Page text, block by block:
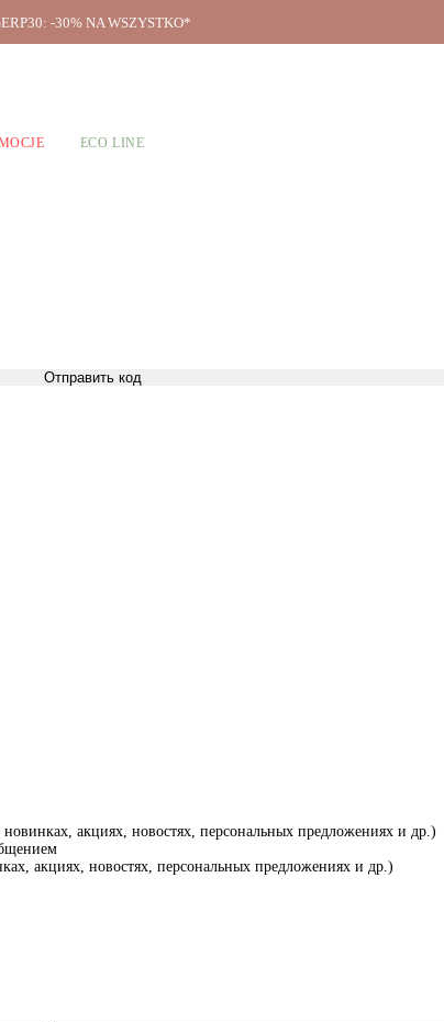
-30% NA WSZYSTKO*
ECO LINE
Отправить код
акциях, новостях, персональных предложениях и др.)
акциях, новостях, персональных предложениях и др.)